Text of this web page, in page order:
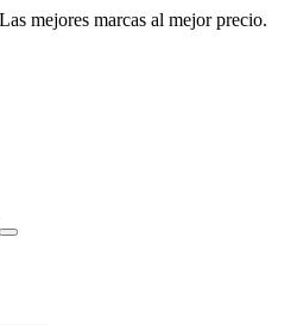
mejores marcas al mejor precio.